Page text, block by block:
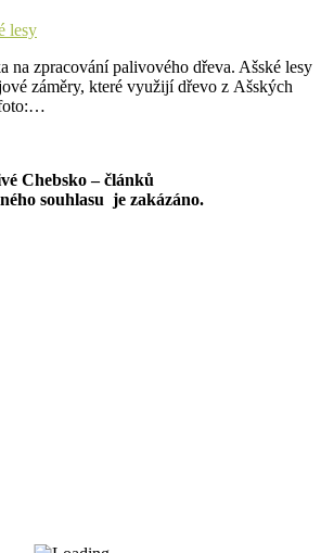
lesy
na zpracování palivového dřeva. Ašské lesy
záměry, které využijí dřevo z Ašských
Chebsko – článků
souhlasu je zakázáno.